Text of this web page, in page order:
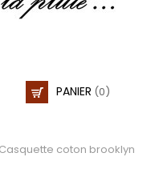
PANIER (0)
Casquette coton brooklyn